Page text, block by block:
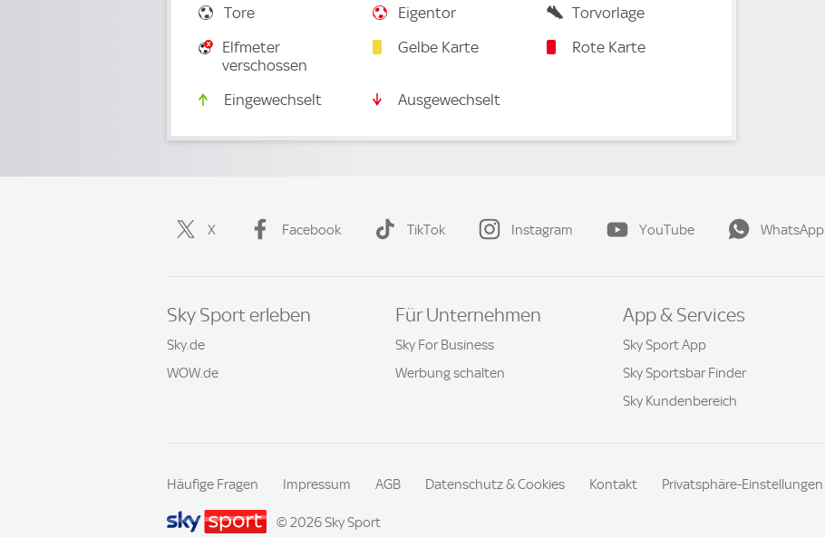
Tore Eigentor
Torvorlage
Elfmeter
verschossen
Gelbe Karte Rote Karte
Eingewechselt Ausgewechselt
X Facebook TikTok Instagram YouTube WhatsApp
Sky Sport erleben
Sky.de
WOW.de
Für Unternehmen
Sky For Business
Werbung schalten
App & Services
Sky Sport App
Sky Sportsbar Finder
Sky Kundenbereich
Häufige Fragen Impressum AGB Datenschutz & Cookies Kontakt Privatsphäre-Einstellungen
© 2026 Sky Sport